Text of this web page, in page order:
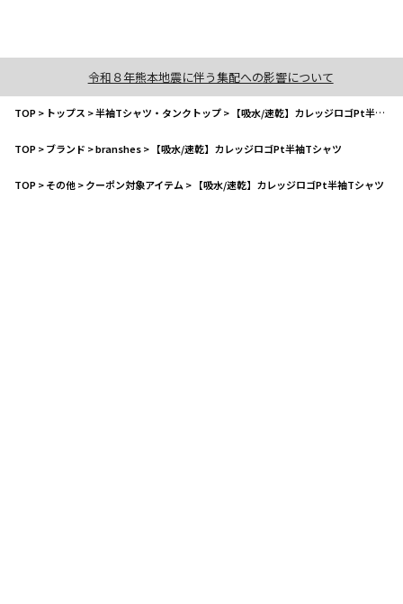
令和８年熊本地震に伴う集配への影響について
TOP> トップス >半袖Tシャツ・タンクトップ> 【吸水/速乾】カレッジロゴPt半袖Tシャツ
TOP>ブランド >branshes> 【吸水/速乾】カレッジロゴPt半袖Tシャツ
TOP>その他>クーポン対象アイテム > 【吸水/速乾】カレッジロゴPt半袖Tシャツ